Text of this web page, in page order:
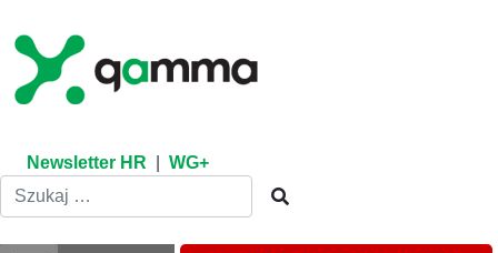
content
Newsletter HR WG+